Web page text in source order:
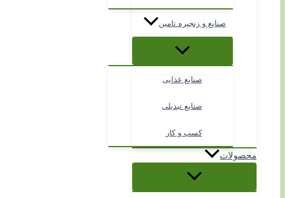
صنایع و زنجیره تامین
صنایع غذایی
صنایع تبدیلی
کسب و کار
محصولات